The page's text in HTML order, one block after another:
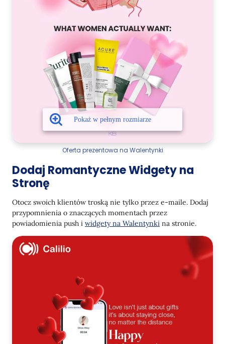
Oferta prezentowa na Walentynki
Dodaj Romantyczne Widgety na
Stronę
Otocz swoich klientów troską nie tylko przez e-maile. Dodaj
przypomnienia o znaczących momentach przez
powiadomienia push i widgety na Walentynki na stronie.